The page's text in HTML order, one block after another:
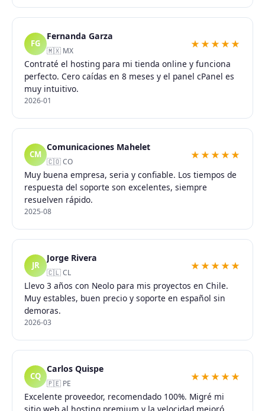
FG
Fernanda Garza
🇲🇽 MX
★★★★★
Contraté el hosting para mi tienda online y funciona
perfecto. Cero caídas en 8 meses y el panel cPanel es
muy intuitivo.
2026-01
CM
Comunicaciones Mahelet
🇨🇴 CO
★★★★★
Muy buena empresa, seria y confiable. Los tiempos de
respuesta del soporte son excelentes, siempre
resuelven rápido.
2025-08
JR
Jorge Rivera
🇨🇱 CL
★★★★★
Llevo 3 años con Neolo para mis proyectos en Chile.
Muy estables, buen precio y soporte en español sin
demoras.
2026-03
CQ
Carlos Quispe
🇵🇪 PE
★★★★★
Excelente proveedor, recomendado 100%. Migré mi